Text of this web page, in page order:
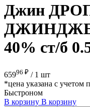
Джин
40% ст/б
65996 ₽ / 1 шт
*цена указана с учетом
Быстроном
В корзину В корзину